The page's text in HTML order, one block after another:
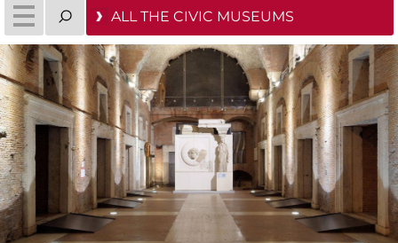
ALL THE CIVIC MUSEUMS